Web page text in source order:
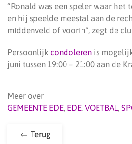
“Ronald was een speler waar het
en hij speelde meestal aan de
middenveld of voorin”, zegt de
Persoonlijk condoleren is
juni tussen 19:00 – 21:00 aan de
Meer over
GEMEENTE EDE, EDE, VOETBAL,
Terug